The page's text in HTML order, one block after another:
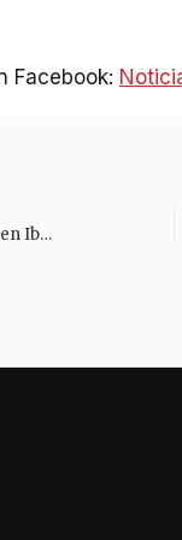
Facebook:
Este será el nuevo pico y placa para 2026 en Ibagué